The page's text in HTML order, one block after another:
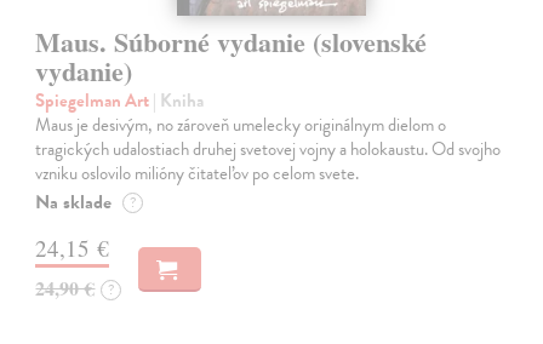
Maus. Súborné vydanie (slovenské
vydanie)
Spiegelman Art| Kniha
Maus je desivým, no zároveň umelecky originálnym dielom o
tragických udalostiach druhej svetovej vojny a holokaustu. Od svojho
vzniku oslovilo milióny čitateľov po celom svete.
Na sklade ?
24,15 €
24,90 € ?